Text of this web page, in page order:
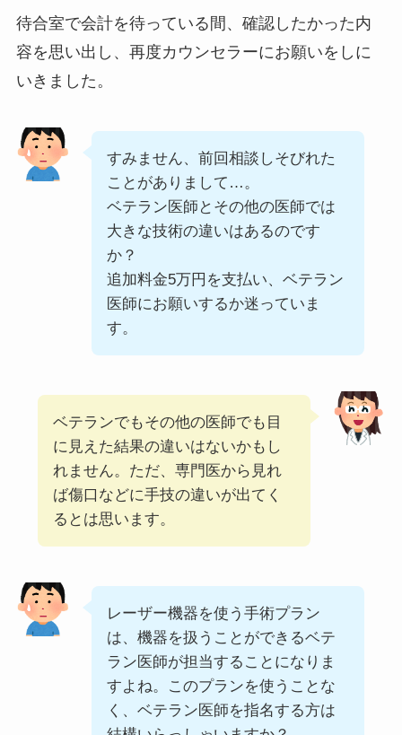
待合室で会計を待っている間、確認したかった内
容を思い出し、再度カウンセラーにお願いをしに
いきました。
すみません、前回相談しそびれた
ことがありまして…。
ベテラン医師とその他の医師では
大きな技術の違いはあるのです
か？
追加料金5万円を支払い、ベテラン
医師にお願いするか迷っていま
す。
ベテランでもその他の医師でも目
に見えた結果の違いはないかもし
れません。ただ、専門医から見れ
ば傷口などに手技の違いが出てく
るとは思います。
レーザー機器を使う手術プラン
は、機器を扱うことができるベテ
ラン医師が担当することになりま
すよね。このプランを使うことな
く、ベテラン医師を指名する方は